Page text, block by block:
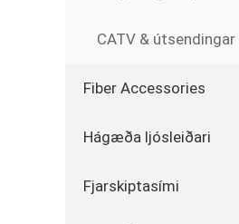
CATV & útsendingar
Fiber Accessories
Hágæða ljósleiðari
Fjarskiptasími